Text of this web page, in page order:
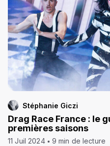
Stéphanie Giczi
Drag Race France : le
premières saisons
11 Juil 2024 9 min de lecture